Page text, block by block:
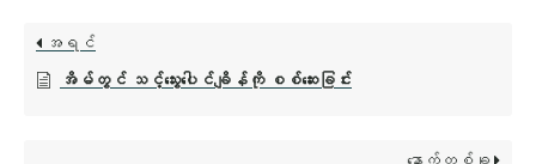
အရင်
အိမ်တွင် သင့်သွေးပေါင်ချိန်ကို စစ်ဆေးခြင်း